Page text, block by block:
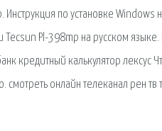
по установке Windows
Pl-398mp на русском языке.
кредитный калькулятор лексус
онлайн телеканал рен тв